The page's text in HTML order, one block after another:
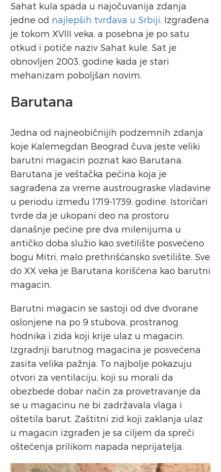
Sahat kula spada u najočuvanija zdanja
jedne od najlepših tvrđava u Srbiji . Izgrađena
je tokom XVIII veka, a posebna je po satu
otkud i potiče naziv Sahat kule. Sat je
obnovljen 2003. godine kada je stari
mehanizam poboljšan novim.
Barutana
Jedna od najneobičnijih podzemnih zdanja
koje Kalemegdan Beograd čuva jeste veliki
barutni magacin poznat kao Barutana.
Barutana je veštačka pećina koja je
sagrađena za vreme austrougraske vladavine
u periodu između 1719-1739. godine. Istoričari
tvrde da je ukopani deo na prostoru
današnje pećine pre dva milenijuma u
antičko doba služio kao svetilište posvećeno
bogu Mitri, malo prethrišćansko svetilište. Sve
do XX veka je Barutana korišćena kao barutni
magacin.
Barutni magacin se sastoji od dve dvorane
oslonjene na po 9 stubova, prostranog
hodnika i zida koji krije ulaz u magacin.
Izgradnji barutnog magacina je posvećena
zasita velika pažnja. To najbolje pokazuju
otvori za ventilaciju, koji su morali da
obezbede dobar način za provetravanje da
se u magacinu ne bi zadržavala vlaga i
oštetila barut. Zaštitni zid koji zaklanja ulaz
u magacin izgrađen je sa ciljem da spreči
oštećenja prilikom napada neprijatelja.